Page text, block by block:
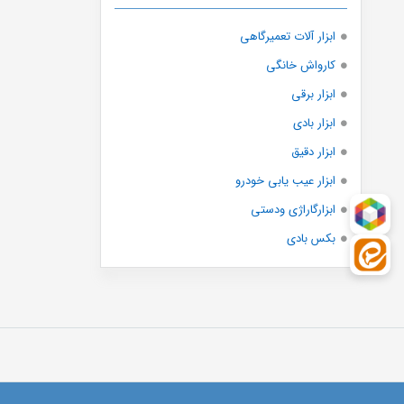
Licota
LK
Lk tools
Makita
ابزار آلات تعمیرگاهی
کارواش خانگی
ابزار برقی
ابزار بادی
ابزار دقیق
ابزار عیب یابی خودرو
ابزارگاراژی ودستی
بکس بادی